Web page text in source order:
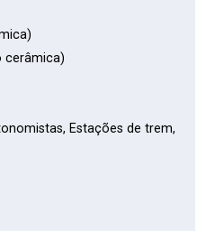
cerâmica)
Estações de trem,